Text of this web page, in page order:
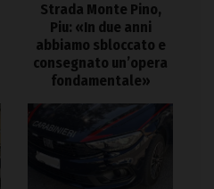
Strada Monte Pino,
Piu: «In due anni
abbiamo sbloccato e
consegnato un’opera
fondamentale»